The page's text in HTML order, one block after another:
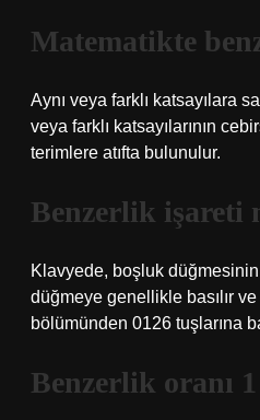
Matematikte
Aynı veya farklı katsayılara
veya farklı katsayılarının
terimlere atıfta bulunulur.
Benzerlik işareti
Klavyede, boşluk
düğmeye genellikle basılır
bölümünden 0126 tuşlarına
Benzerlik oranı